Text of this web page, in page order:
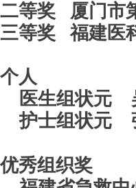
二等奖 厦门市
三等奖 福建医
个人
医生组状元
护士组状元
优秀组织奖